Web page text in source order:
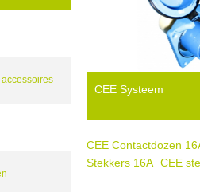
CEE Systeem
CEE Contactdozen
Stekkers 16A
CEE